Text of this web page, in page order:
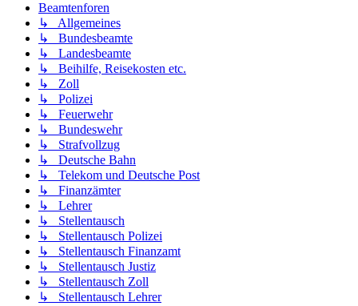
Beamtenforen
↳ Allgemeines
↳ Bundesbeamte
↳ Landesbeamte
↳ Beihilfe, Reisekosten etc.
↳ Zoll
↳ Polizei
↳ Feuerwehr
↳ Bundeswehr
↳ Strafvollzug
↳ Deutsche Bahn
↳ Telekom und Deutsche Post
↳ Finanzämter
↳ Lehrer
↳ Stellentausch
↳ Stellentausch Polizei
↳ Stellentausch Finanzamt
↳ Stellentausch Justiz
↳ Stellentausch Zoll
↳ Stellentausch Lehrer